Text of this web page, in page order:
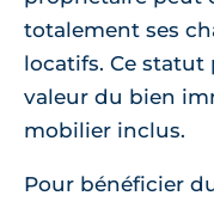
totalement ses
locatifs. Ce
valeur du bien
mobilier inclus.
Pour bénéficier